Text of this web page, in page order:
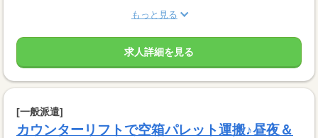
もっと見る
求人詳細を見る
[一般派遣]
カウンターリフトで空箱パレット運搬♪昼夜＆